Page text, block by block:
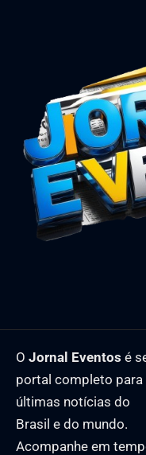
O Jornal Eventos é
portal completo para
últimas notícias do
Brasil e do mundo.
Acompanhe em